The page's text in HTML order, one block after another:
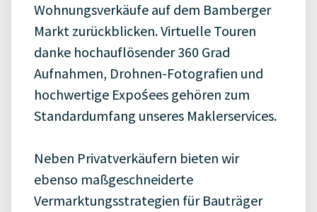
Wohnungsverkäufe auf dem Bamberger
Markt zurückblicken. Virtuelle Touren
danke hochauflösender 360 Grad
Aufnahmen, Drohnen-Fotografien und
hochwertige Expośees gehören zum
Standardumfang unseres Maklerservices.
Neben Privatverkäufern bieten wir
ebenso maßgeschneiderte
Vermarktungsstrategien für Bauträger